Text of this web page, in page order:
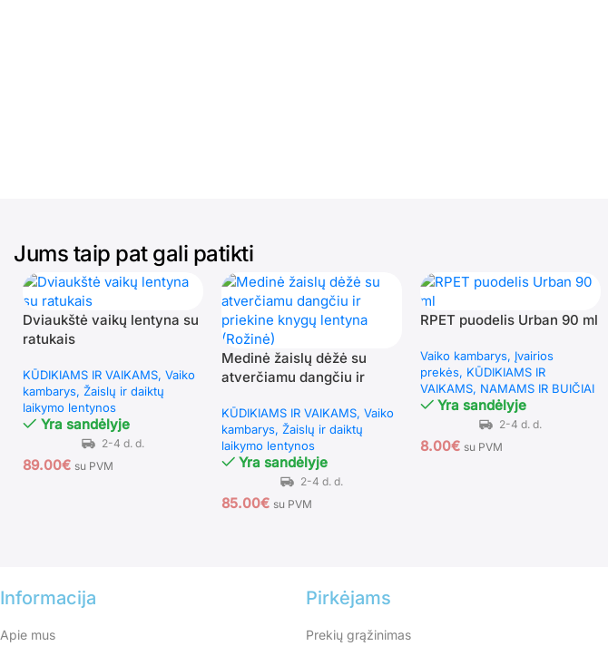
Jums taip pat gali patikti
Dviaukštė vaikų lentyna su
ratukais
KŪDIKIAMS IR VAIKAMS Vaiko
kambarys Žaislų ir daiktų
laikymo lentynos
Yra sandėlyje
89.00€ su PVM
Medinė žaislų dėžė su
atverčiamu dangčiu ir
(Rožinė)
KŪDIKIAMS IR VAIKAMS Vaiko
kambarys Žaislų ir daiktų
laikymo lentynos
Yra sandėlyje
85.00€ su PVM
RPET puodelis Urban 90 ml
Vaiko kambarys Įvairios
prekės KŪDIKIAMS IR
VAIKAMS NAMAMS IR BUIČIAI
Yra sandėlyje
8.00€ su PVM
Informacija
Apie mus
Pirkėjams
Prekių grąžinimas